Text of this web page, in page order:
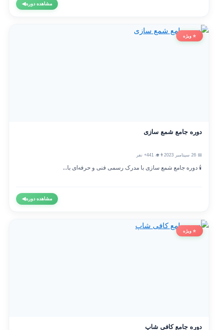
مشاهده دوره◀
⭐ ویژه
دوره جامع شمع سازی
👨‍🎓 441+ نفر
🕯️ دوره جامع شمع سازی با مدرک رسمی فنی و حرفه‌ای با...
مشاهده دوره◀
⭐ ویژه
دوره جامع کافی شاپ